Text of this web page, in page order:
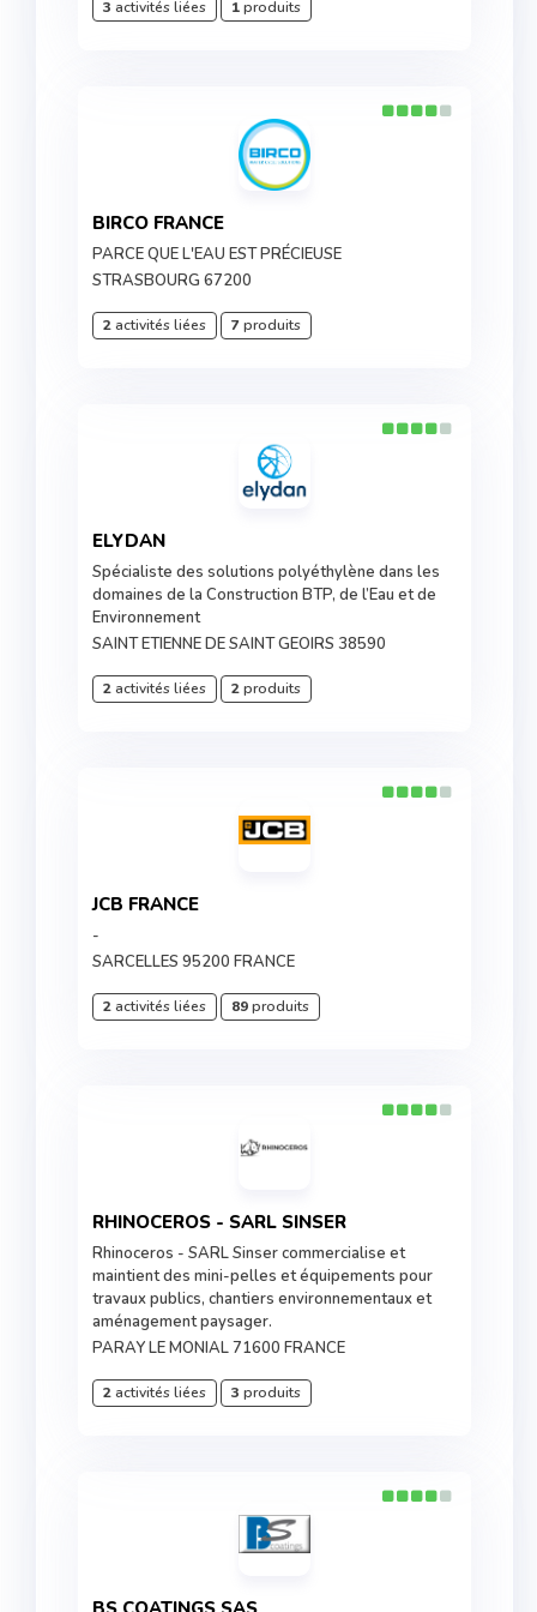
3 activités liées 1produits
BIRCO FRANCE
PARCE QUE L'EAU EST PRÉCIEUSE
STRASBOURG 67200
2activités liées 7produits
ELYDAN
Spécialiste des solutions polyéthylène dans les
domaines de la Construction BTP, de l’Eau et de
Environnement
SAINT ETIENNE DE SAINT GEOIRS 38590
2activités liées 2produits
JCB FRANCE
-
SARCELLES 95200 FRANCE
2activités liées 89produits
RHINOCEROS - SARL SINSER
Rhinoceros - SARL Sinser commercialise et
maintient des mini-pelles et équipements pour
travaux publics, chantiers environnementaux et
aménagement paysager.
PARAY LE MONIAL 71600 FRANCE
2activités liées 3 produits